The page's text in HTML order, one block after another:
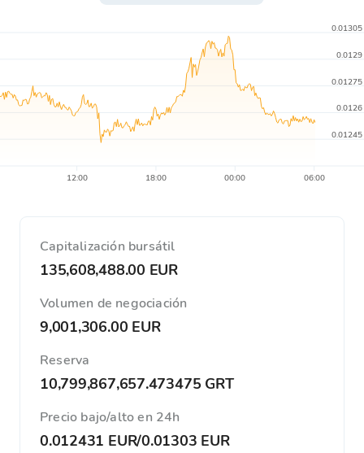
12:00 18:00 00:00 06:00
0.01245
0.0126
0.01275
0.0129
0.01305
Capitalización bursátil
135,608,488.00 EUR
Volumen de negociación
9,001,306.00 EUR
Reserva
10,799,867,657.473475 GRT
Precio bajo/alto en 24h
0.012431 EUR/0.01303 EUR